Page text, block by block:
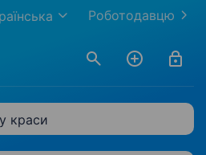
Роботодавцю
краси